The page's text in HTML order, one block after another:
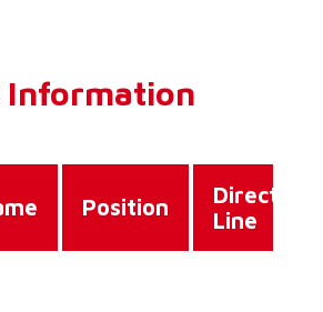
Information
Position
Direct
Line